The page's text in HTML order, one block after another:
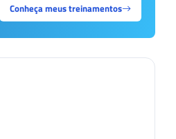
Conheça meus treinamentos